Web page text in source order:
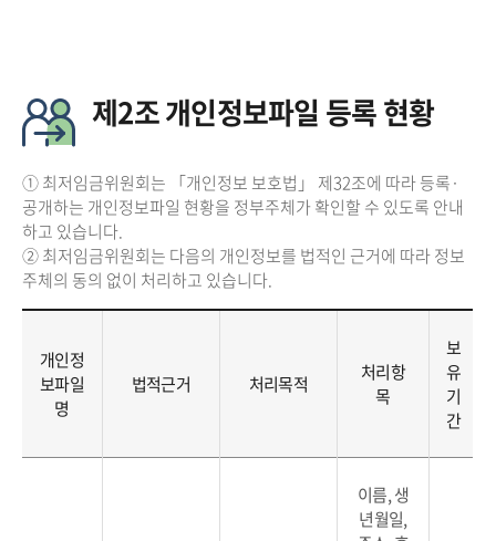
제2조 개인정보파일 등록 현황
① 최저임금위원회는 「개인정보 보호법」 제32조에 따라 등록·
공개하는 개인정보파일 현황을 정부주체가 확인할 수 있도록 안내
하고 있습니다.
② 최저임금위원회는 다음의 개인정보를 법적인 근거에 따라 정보
주체의 동의 없이 처리하고 있습니다.
개인정
보파일
명
법적근거 처리목적
처리항
목
보
유
기
간
이름, 생
년월일,